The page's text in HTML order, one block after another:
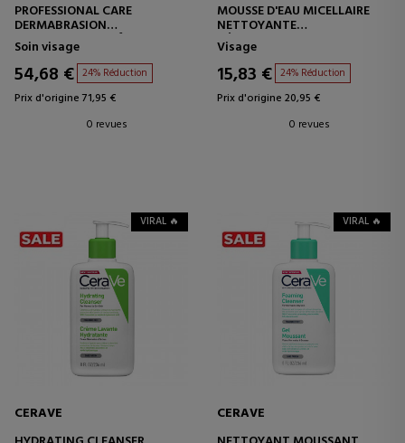
PROFESSIONAL CARE
DERMABRASION
EXFOLIANT ANTI-ÂGE
Soin visage
54,68 € 24% Réduction
Prix d'origine 71,95 €
0 revues
MOUSSE D'EAU MICELLAIRE
NETTOYANTE
DÉMAQUILLANT MOUSSANT
Visage
15,83 € 24% Réduction
Prix d'origine 20,95 €
0 revues
VIRAL 🔥
CERAVE
VIRAL 🔥
CERAVE